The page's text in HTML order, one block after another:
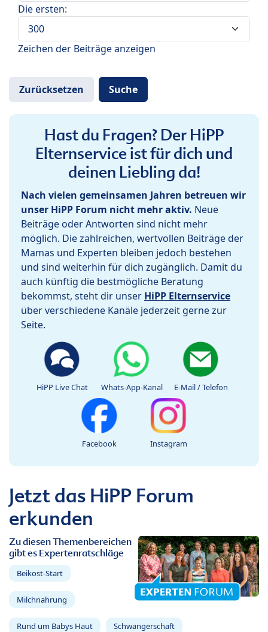
Die ersten:
Zeichen der Beiträge anzeigen
Hast du Fragen? Der HiPP
Elternservice ist für dich und
deinen Liebling da!
Nach vielen gemeinsamen Jahren betreuen wir
unser HiPP Forum nicht mehr aktiv. Neue
Beiträge oder Antworten sind nicht mehr
möglich. Die zahlreichen, wertvollen Beiträge der
Mamas und Experten bleiben jedoch bestehen
und sind weiterhin für dich zugänglich. Damit du
auch künftig die bestmögliche Beratung
bekommst, steht dir unser HiPP Elternservice
über verschiedene Kanäle jederzeit gerne zur
Seite.
HiPP Live Chat Whats-App-Kanal E-Mail / Telefon
Facebook Instagram
Jetzt das HiPP Forum
erkunden
Zu diesen Themenbereichen
gibt es Expertenratschläge
Beikost-Start
Milchnahrung
Rund um Babys Haut Schwangerschaft